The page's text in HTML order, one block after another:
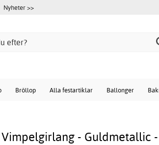
Nyheter >>
Bröllop Alla festartiklar Ballonger
Vimpelgirlang - Guldmetallic -